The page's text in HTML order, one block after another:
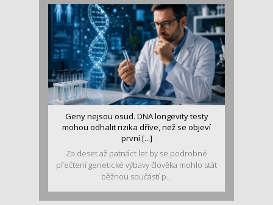
Geny nejsou osud. DNA longevity testy
mohou odhalit rizika dříve, než se objeví
první [...]
Za deset až patnáct let by se podrobné
přečtení genetické výbavy člověka mohlo stát
běžnou součástí p...